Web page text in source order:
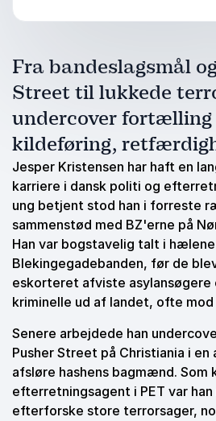
Fra bandeslagsmål
Street til lukkede
undercover fortælling
kildeføring,
Jesper Kristensen har haft en
karriere i dansk politi og
ung betjent stod han i forreste
sammenstød med BZ'erne på
Han var bogstavelig talt i
Blekingegadebanden, før de
eskorteret afviste asylansøgere
kriminelle ud af landet, ofte
Senere arbejdede han
Pusher Street på Christiania i en
afsløre hashens bagmænd. Som
efterretningsagent i PET var
efterforske store terrorsager,